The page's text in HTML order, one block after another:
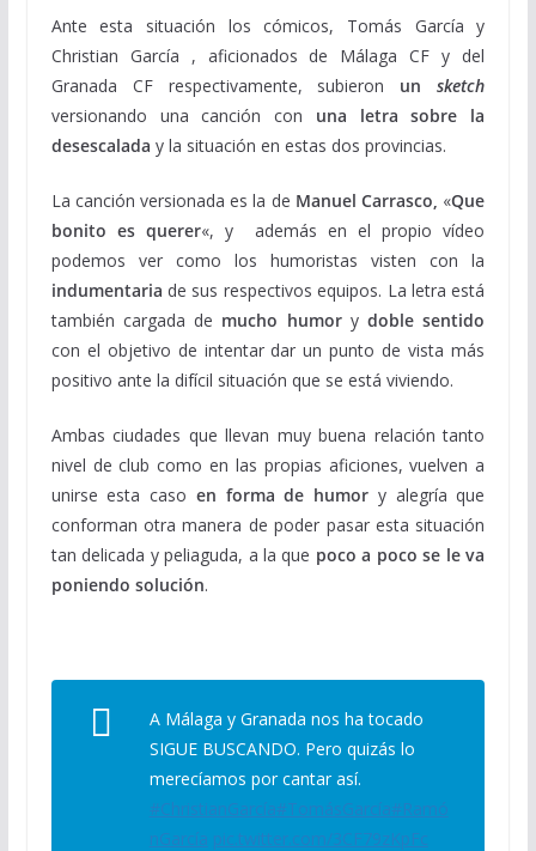
Ante esta situación los cómicos, Tomás García y
Christian García , aficionados de Málaga CF y del
Granada CF respectivamente, subieron unsketch
versionando una canción con una letra sobre la
desescalada y la situación en estas dos provincias.
La canción versionada es la de Manuel Carrasco, «Que
bonito es querer«, y además en el propio vídeo
podemos ver como los humoristas visten con la
indumentaria de sus respectivos equipos. La letra está
también cargada de mucho humorydoble sentido
con el objetivo de intentar dar un punto de vista más
positivo ante la difícil situación que se está viviendo.
Ambas ciudades que llevan muy buena relación tanto
nivel de club como en las propias aficiones, vuelven a
unirse esta caso en forma de humor y alegría que
conforman otra manera de poder pasar esta situación
tan delicada y peliaguda, a la que poco a poco se le va
poniendo solución.
A Málaga y Granada nos ha tocado
SIGUE BUSCANDO. Pero quizás lo
merecíamos por cantar así.
#ChristianGarcía#TomásGarcía#Ramó
nGarcía pic.twitter.com/3CF79zKpFc